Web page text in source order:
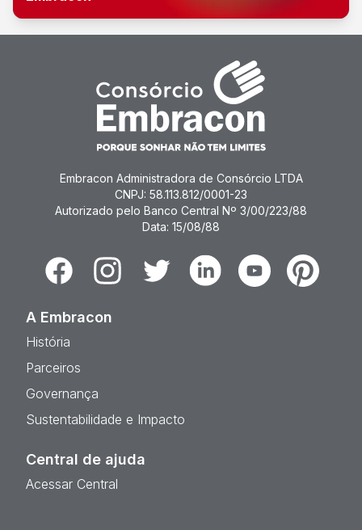
Embracon Administradora de Consórcio LTDA
CNPJ: 58.113.812/0001-23
Autorizado pelo Banco Central Nº 3/00/223/88
Data: 15/08/88
FacebookInstagramTwitter LinkedinYoutubePinterest
A Embracon
História
Parceiros
Governança
Sustentabilidade e Impacto
Central de ajuda
Acessar Central